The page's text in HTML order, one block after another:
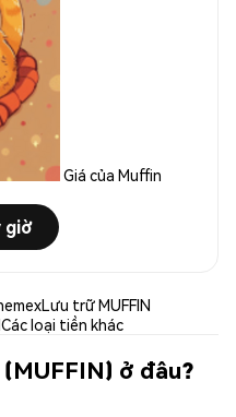
Giá của Muffin
giờ
Lưu trữ MUFFIN
Các loại tiền khác
ở đâu?